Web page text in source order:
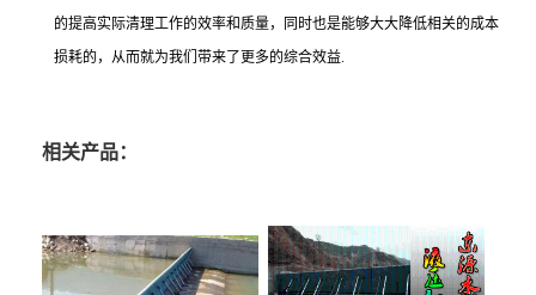
的提高实际清理工作的效率和质量，同时也是能够大大降低相关的成本
损耗的，从而就为我们带来了更多的综合效益.
相关产品：